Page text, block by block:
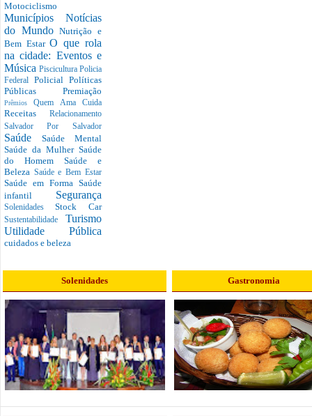
Motociclismo
Municípios Notícias
do MundoNutrição e
Bem EstarO que rola
na cidade: Eventos e
Música Piscicultura Policia
Federal Policial Políticas
Públicas Premiação
PrêmiosQuem Ama Cuida
Receitas Relacionamento
Salvador Por Salvador
Saúde Saúde Mental
Saúde da Mulher Saúde
do Homem Saúde e
Beleza Saúde e Bem Estar
Saúde em Forma Saúde
infantil Segurança
SolenidadesStock Car
Sustentabilidade Turismo
Utilidade Pública
cuidados e beleza
Solenidades Gastronomia